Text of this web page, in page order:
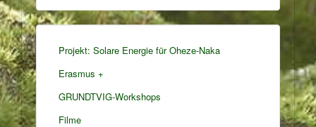
Projekt: Solare Energie für Oheze-Naka
Erasmus +
GRUNDTVIG-Workshops
Filme